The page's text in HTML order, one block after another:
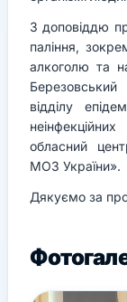
З доповіддю
паління,
алкоголю та
відділу
обласний
МОЗ України».
Дякуємо за